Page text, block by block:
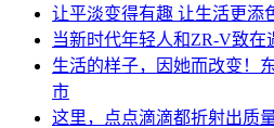
让平淡变得有趣 让生活更
当新时代年轻人和ZR-V致在
生活的样子，因她而改变！
市
这里，点点滴滴都折射出